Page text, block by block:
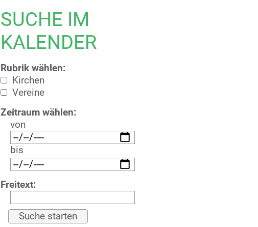
SUCHE IM
KALENDER
Rubrik wählen:
Kirchen
Vereine
Zeitraum wählen:
von
bis
Freitext: